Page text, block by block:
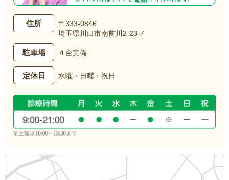
住所
〒333-0846
埼玉県川口市南前川2-23-7
駐車場 ４台完備
定休日 水曜・日曜・祝日